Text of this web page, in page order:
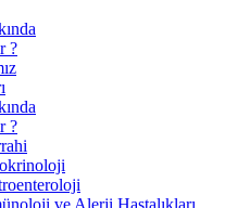
?
?
ve Alerji Hastalıkları